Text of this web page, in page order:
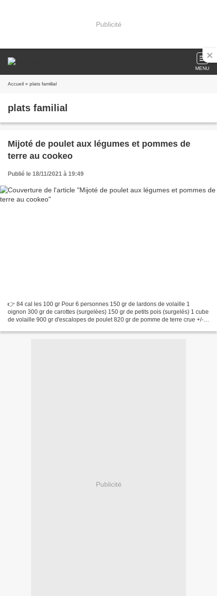
Publicité
MENU
Accueil » plats familial
plats familial
Mijoté de poulet aux légumes et pommes de
terre au cookeo
Publié le 18/11/2021 à 19:49
👉 84 cal les 100 gr Pour 6 personnes 150 gr de lardons de volaille 1
oignon 300 gr de carottes (surgelées) 150 gr de petits pois (surgelés) 1 cube
de volaille 900 gr d'escalopes de poulet 820 gr de pomme de terre crue +/-
Publicité